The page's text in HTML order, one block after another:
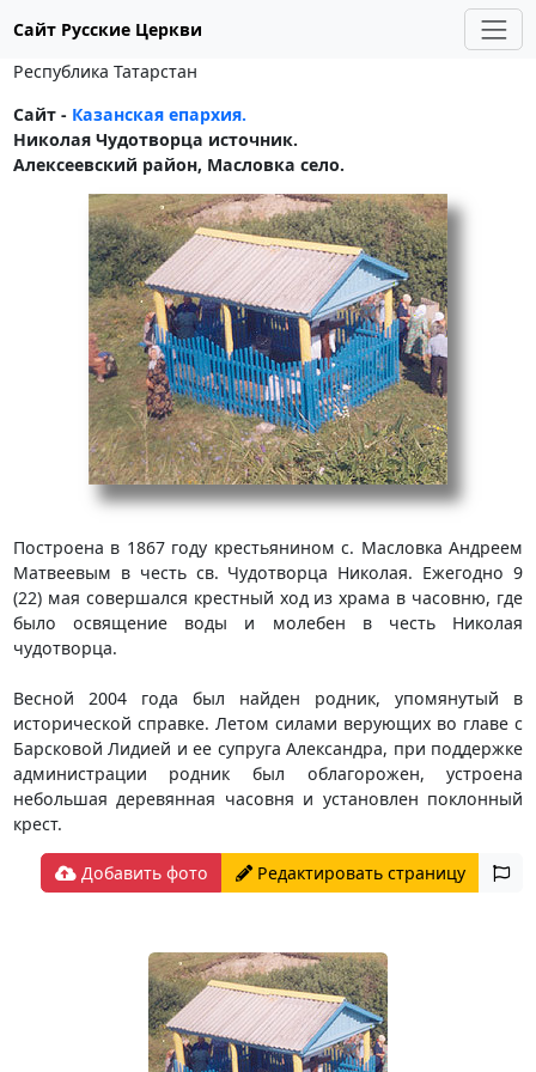
Сайт Русские Церкви
Республика Татарстан
Сайт - Казанская епархия.
Николая Чудотворца источник.
Алексеевский район, Масловка село.
Построена в 1867 году крестьянином с. Масловка Андреем
Матвеевым в честь св. Чудотворца Николая. Ежегодно 9
(22) мая совершался крестный ход из храма в часовню, где
было освящение воды и молебен в честь Николая
чудотворца.
Весной 2004 года был найден родник, упомянутый в
исторической справке. Летом силами верующих во главе с
Барсковой Лидией и ее супруга Александра, при поддержке
администрации родник был облагорожен, устроена
небольшая деревянная часовня и установлен поклонный
крест.
Добавить фото Редактировать страницу